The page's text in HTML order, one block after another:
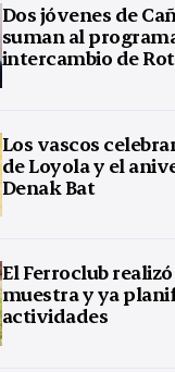
Dos jóvenes de
suman al
intercambio de
Los vascos
de Loyola y el
Denak Bat
El Ferroclub
muestra y ya
actividades